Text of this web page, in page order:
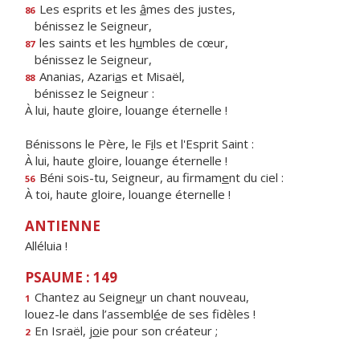
86 Les esprits et les âmes des justes,
bénissez le Seigneur,
87 les saints et les humbles de cœur,
bénissez le Seigneur,
88 Ananias, Azarias et Misaël,
bénissez le Seigneur :
À lui, haute gloire, louange éternelle !
Bénissons le Père, le Fils et l'Esprit Saint :
À lui, haute gloire, louange éternelle !
56 Béni sois-tu, Seigneur, au firmament du ciel :
À toi, haute gloire, louange éternelle !
ANTIENNE
Alléluia !
PSAUME : 149
1 Chantez au Seigneur un chant nouveau,
louez-le dans l’assemblée de ses fidèles !
2 En Israël, joie pour son créateur ;